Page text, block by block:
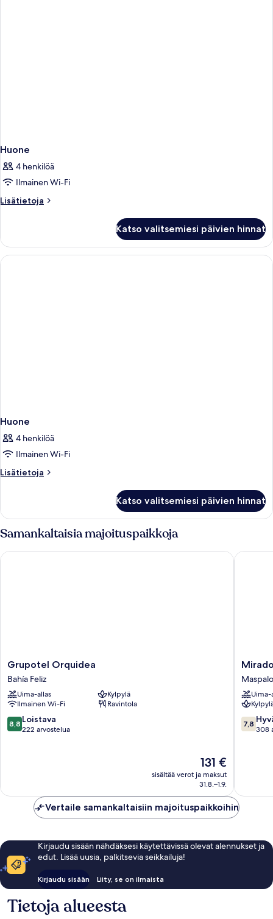
Huone
4 henkilöä
Ilmainen Wi-Fi
Lisätietoja
Lisätietoja
Katso valitsemiesi päivien hinnat
Huone
4 henkilöä
Ilmainen Wi-Fi
Lisätietoja
Lisätietoja
Katso valitsemiesi päivien hinnat
Samankaltaisia majoituspaikkoja
Grupotel
Orquidea
Bahía
Feliz
Grupotel Orquidea
Bahía Feliz
Uima-allas
Kylpylä
Ilmainen Wi-Fi
Ravintola
8.8
kautta
8,8 Loistava
222 arvostelua
Hinta
on
131 €
131 €
sisältää verot ja maksut
31.8.–1.9.
Grupotel Orquidea
Mirador
by
Dunas
Uima-
7.8
kautta
7,8
308
Mirador
Vertaile samankaltaisiin majoituspaikkoihin
Kirjaudu sisään nähdäksesi käytettävissä olevat alennukset ja
edut. Lisää uusia, palkitsevia seikkailuja!
Kirjaudu sisään Liity, se on ilmaista
Tietoja alueesta